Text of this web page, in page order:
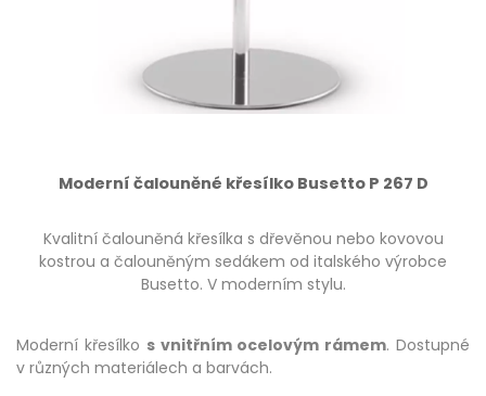
Moderní čalouněné křesílko Busetto P 267 D
Kvalitní čalouněná křesílka s dřevěnou nebo kovovou
kostrou a čalouněným sedákem od italského výrobce
Busetto. V moderním stylu.
Moderní křesílko s vnitřním ocelovým rámem. Dostupné
v různých materiálech a barvách.